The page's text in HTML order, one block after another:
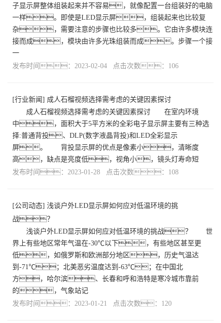
子显示屏整体组装起来并不容易，就像配置一台组装好的电脑
一样。即使是LED显示屏，组装起来也比较复
杂，需要注意的步骤也比较多。它由许多模块连
接而成，模块由许多光珠组装而成。步骤一个接
一
发布时间：2023-02-04 点击次数：106
[行业新闻 ] 成人石榴视频选择需考虑的关键因素探讨
成人石榴视频选择需考虑的关键因素探讨 在室内环境
中，面积大于5平方米的全彩电子显示屏主要有三种选
择:普通背投、DLP(数字液晶背投)和LED全彩显示
屏。 背投显示屏的优点是像素小，清晰度
高，缺点是亮度低，视角小，镜头灯寿命短
发布时间：2023-01-28 点击次数：108
[公司动态] 浅谈户外LED显示屏如何应对低温环境的挑
战？
浅谈户外LED显示屏如何应对低温环境的挑战？ 世
界上有些地区常年气温在-30℃以下，有些地区甚至更
低，如俄罗斯和欧洲部分地区，历史气温达
到-71℃；北美恶劣温度达到-63℃；在中国北
方，哈尔滨、长春和呼和浩特是寒冷城市靠前
的，气象站记
发布时间：2023-01-21 点击次数：120